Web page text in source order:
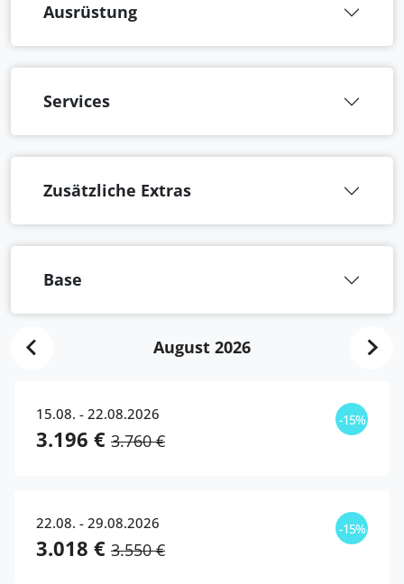
Ausrüstung
Services
Zusätzliche Extras
Base
August 2026
15.08. - 22.08.2026 -15%
3.196 € 3.760 €
22.08. - 29.08.2026 -15%
3.018 € 3.550 €